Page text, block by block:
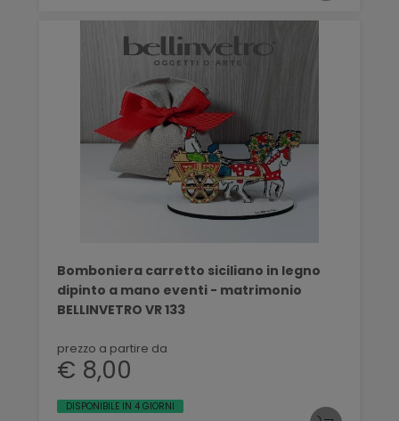
Bomboniera carretto siciliano in legno
dipinto a mano eventi - matrimonio
BELLINVETRO VR 133
prezzo a partire da
€ 8,00
DISPONIBILE IN 4 GIORNI